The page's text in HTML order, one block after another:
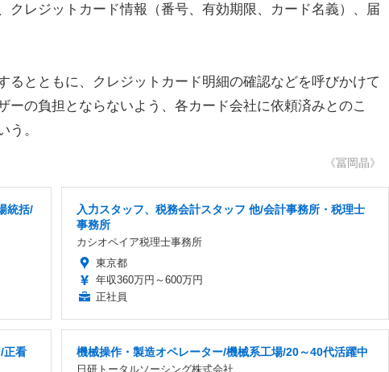
クレジットカード情報（番号、有効期限、カード名義）、届
とともに、クレジットカード明細の確認などを呼びかけて
ーの負担とならないよう、各カード会社に依頼済みとのこ
う。
《冨岡晶》
統括/
入力スタッフ、税務会計スタッフ 他/会計事務所・税理士
事務所
カシオペイア税理士事務所
東京都
年収360万円～600万円
正社員
正看
機械操作・製造オペレーター/機械系工場/20～40代活躍中
日研トータルソーシング株式会社